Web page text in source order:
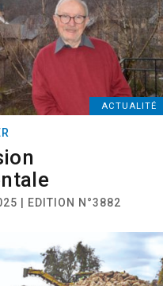
ACTUALITÉ
| EDITION N°3882